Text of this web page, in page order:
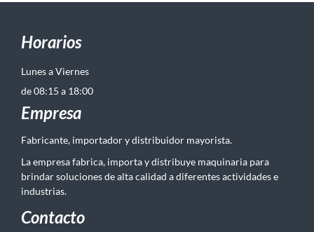
Horarios
Lunes a Viernes
de 08:15 a 18:00
Empresa
Fabricante, importador y distribuidor mayorista.
La empresa fabrica, importa y distribuye maquinaria para
brindar soluciones de alta calidad a diferentes actividades e
industrias.
Contacto